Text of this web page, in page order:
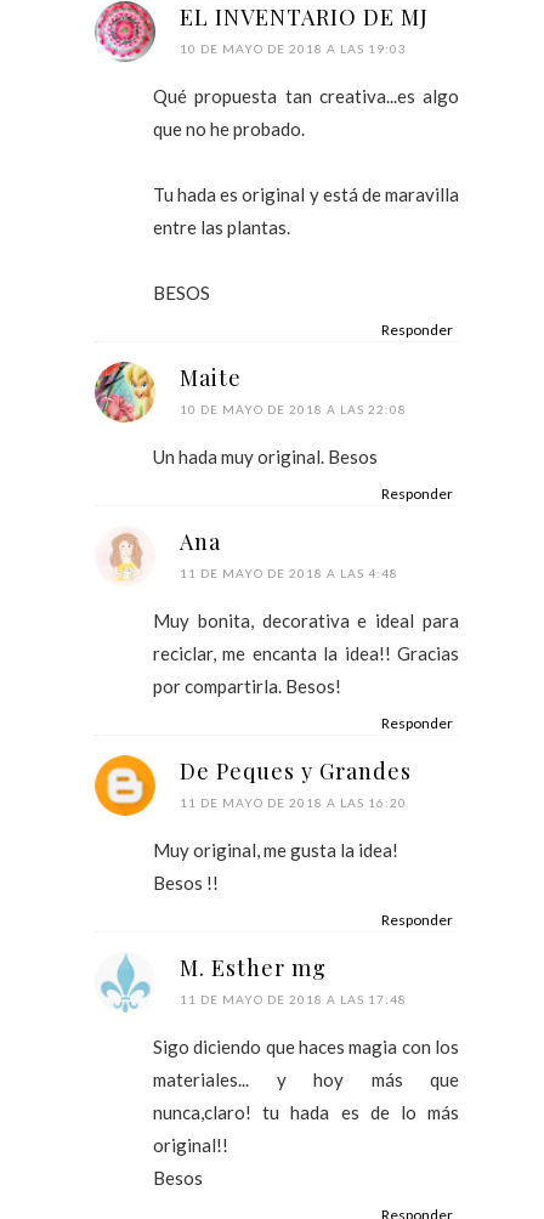
EL INVENTARIO DE MJ
10 DE MAYO DE 2018 A LAS 19:03
Qué propuesta tan creativa...es algo
que no he probado.
Tu hada es original y está de maravilla
entre las plantas.
BESOS
Responder
Maite
10 DE MAYO DE 2018 A LAS 22:08
Un hada muy original. Besos
Responder
Ana
11 DE MAYO DE 2018 A LAS 4:48
Muy bonita, decorativa e ideal para
reciclar, me encanta la idea!! Gracias
por compartirla. Besos!
Responder
De Peques y Grandes
11 DE MAYO DE 2018 A LAS 16:20
Muy original, me gusta la idea!
Besos !!
Responder
M. Esther mg
11 DE MAYO DE 2018 A LAS 17:48
Sigo diciendo que haces magia con los
materiales... y hoy más que
nunca,claro! tu hada es de lo más
original!!
Besos
Responder